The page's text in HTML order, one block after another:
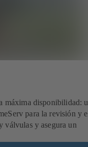
máxima disponibilidad:
para la revisión y
válvulas y asegura un